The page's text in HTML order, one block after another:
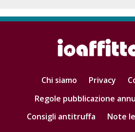
Chi siamo Privacy
Regole pubblicazione
Consigli antitruffa
Note